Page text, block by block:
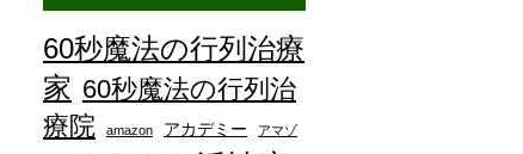
60秒魔法の行列治療
家 60秒魔法の行列治
療院
amazon アカデミー アマゾ